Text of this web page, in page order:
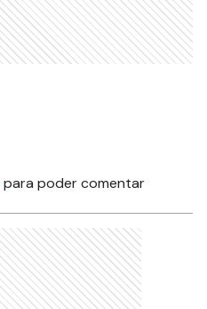
para poder comentar